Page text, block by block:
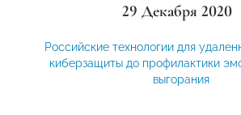
29 Декабря 2020
Российские технологии для
киберзащиты до профилактики
выгорания